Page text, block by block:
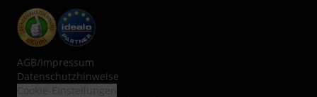
AGB/Impressum
Datenschutzhinweise